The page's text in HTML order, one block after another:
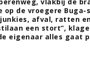
vlakbij de
de vroegere Buga-
afval, ratten
een stort”,
eigenaar alles gaat